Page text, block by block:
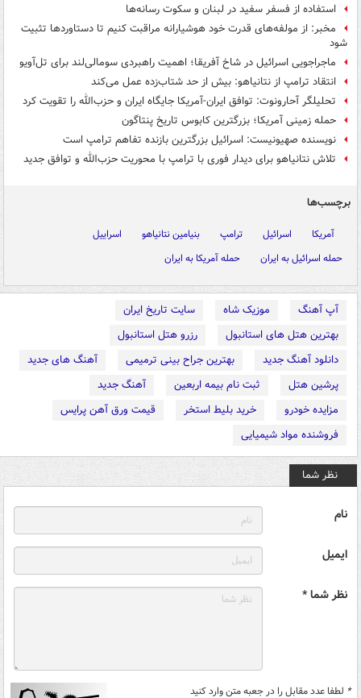
استفاده از فسفر سفید در لبنان و سکوت رسانه‌ها
مخبر: از مولفه‌های قدرت خود هوشیارانه مراقبت کنیم تا دستاوردها تثبیت
شود
ماجراجویی اسرائیل در شاخ آفریقا؛ اهمیت راهبردی سومالی‌لند برای تل‌آویو
انتقاد ترامپ از نتانیاهو: بیش از حد شتاب‌زده عمل می‌کند
تحلیلگر آحارونوت: توافق ایران-آمریکا جایگاه ایران و حزب‌الله را تقویت کرد
حمله زمینی آمریکا؛ بزرگترین کابوس تاریخ پنتاگون
نویسنده صهیونیست: اسرائیل بزرگترین بازنده تفاهم ترامپ است
تلاش نتانیاهو برای دیدار فوری با ترامپ با محوریت حزب‌الله و توافق جدید
برچسب‌ها
آمریکا اسرائیل ترامپ بنیامین نتانیاهو
اسراییل
حمله اسرائیل به ایران
حمله آمریکا به ایران
آپ آهنگ موزیک شاه
سایت تاریخ ایران
بهترین هتل های استانبول
رزرو هتل استانبول
دانلود آهنگ جدید
بهترین جراح بینی ترمیمی
آهنگ های جدید
پرشین هتل
ثبت نام بیمه اربعین
آهنگ جدید
مزایده خودرو
خرید بلیط استخر
قیمت ورق آهن پرایس
فروشنده مواد شیمیایی
نظر شما
نام
ایمیل
نظر شما *
* لطفا عدد مقابل را در جعبه متن وارد کنید